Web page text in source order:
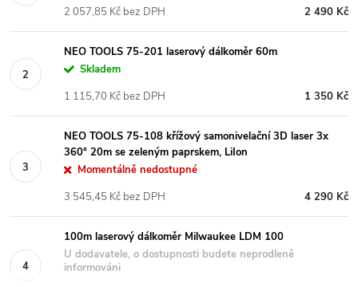
2 490 Kč
2 057,85 Kč bez DPH
NEO TOOLS 75-201 laserový dálkoměr 60m
Skladem
1 350 Kč
1 115,70 Kč bez DPH
NEO TOOLS 75-108 křížový samonivelační 3D laser 3x
360° 20m se zeleným paprskem, LiIon
Momentálně nedostupné
4 290 Kč
3 545,45 Kč bez DPH
100m laserový dálkoměr Milwaukee LDM 100
U dodavatele, o dostupnosti budete neprodleně
informováni